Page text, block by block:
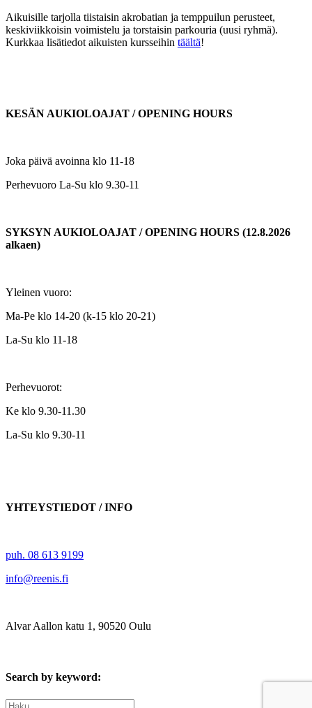
Aikuisille tarjolla tiistaisin akrobatian ja temppuilun perusteet,
keskiviikkoisin voimistelu ja torstaisin parkouria (uusi ryhmä).
Kurkkaa lisätiedot aikuisten kursseihin täältä!
KESÄN AUKIOLOAJAT / OPENING HOURS
Joka päivä avoinna klo 11-18
Perhevuoro La-Su klo 9.30-11
SYKSYN AUKIOLOAJAT / OPENING HOURS (12.8.2026
alkaen)
Yleinen vuoro:
Ma-Pe klo 14-20 (k-15 klo 20-21)
La-Su klo 11-18
Perhevuorot:
Ke klo 9.30-11.30
La-Su klo 9.30-11
YHTEYSTIEDOT / INFO
puh. 08 613 9199
info@reenis.fi
Alvar Aallon katu 1, 90520 Oulu
Search by keyword:
Haku: